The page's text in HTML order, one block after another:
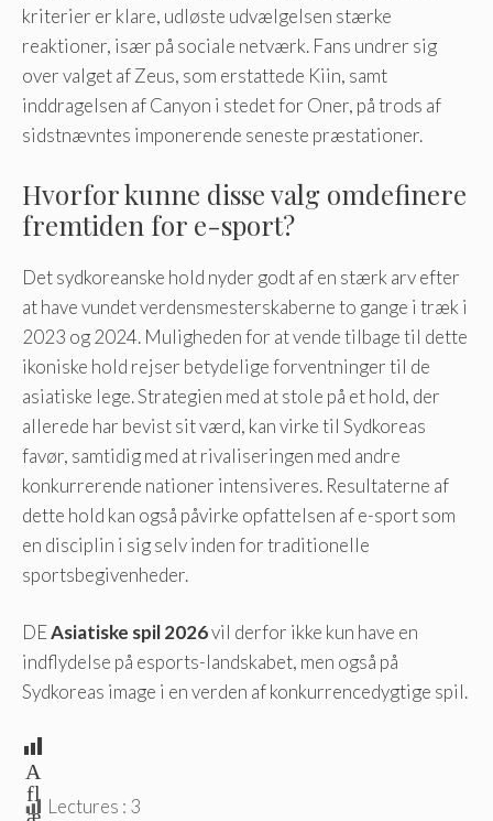
kriterier er klare, udløste udvælgelsen stærke
reaktioner, især på sociale netværk. Fans undrer sig
over valget af Zeus, som erstattede Kiin, samt
inddragelsen af ​​Canyon i stedet for Oner, på trods af
sidstnævntes imponerende seneste præstationer.
Hvorfor kunne disse valg omdefinere
fremtiden for e-sport?
Det sydkoreanske hold nyder godt af en stærk arv efter
at have vundet verdensmesterskaberne to gange i træk i
2023 og 2024. Muligheden for at vende tilbage til dette
ikoniske hold rejser betydelige forventninger til de
asiatiske lege. Strategien med at stole på et hold, der
allerede har bevist sit værd, kan virke til Sydkoreas
favør, samtidig med at rivaliseringen med andre
konkurrerende nationer intensiveres. Resultaterne af
dette hold kan også påvirke opfattelsen af ​​e-sport som
en disciplin i sig selv inden for traditionelle
sportsbegivenheder.
DEAsiatiske spil 2026vil derfor ikke kun have en
indflydelse på esports-landskabet, men også på
Sydkoreas image i en verden af ​​konkurrencedygtige spil.
A
fl
æ Lectures : 3